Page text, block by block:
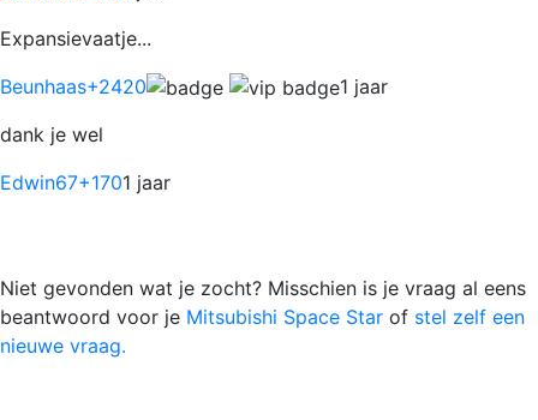
Expansievaatje...
Beunhaas+2420
1 jaar
dank je wel
Edwin67+1701 jaar
Niet gevonden wat je zocht? Misschien is je vraag al eens
beantwoord voor je Mitsubishi Space Star of stel zelf een
nieuwe vraag.